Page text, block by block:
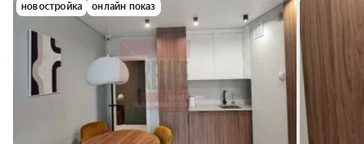
новостройка онлайн показ